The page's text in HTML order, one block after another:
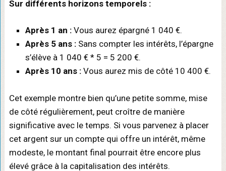
Sur différents horizons temporels :
Après 1 an :Vous aurez épargné 1 040 €.
Après 5 ans :Sans compter les intérêts, l’épargne
s’élève à 1 040 € * 5 = 5 200 €.
Après 10 ans :Vous aurez mis de côté 10 400 €.
Cet exemple montre bien qu’une petite somme, mise
de côté régulièrement, peut croître de manière
significative avec le temps. Si vous parvenez à placer
cet argent sur un compte qui offre un intérêt, même
modeste, le montant final pourrait être encore plus
élevé grâce à la capitalisation des intérêts.